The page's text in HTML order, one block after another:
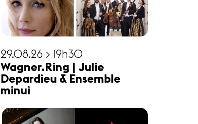
29.08.26 > 19h30
Wagner.Ring | Julie
Depardieu & Ensemble
minui